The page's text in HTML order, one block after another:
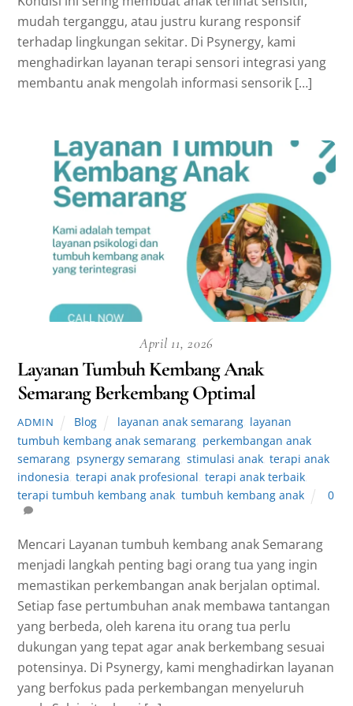
mudah terganggu, atau justru kurang responsif
terhadap lingkungan sekitar. Di Psynergy, kami
menghadirkan layanan terapi sensori integrasi yang
membantu anak mengolah informasi sensorik […]
April 11, 2026
Layanan Tumbuh Kembang Anak
Semarang Berkembang Optimal
ADMIN Blog layanan anak semarang, layanan
tumbuh kembang anak semarang perkembangan anak
semarang psynergy semarang ,stimulasi anak ,terapi anak
indonesia ,terapi anak profesional ,terapi anak terbaik
terapi tumbuh kembang anak ,tumbuh kembang anak 0
Mencari Layanan tumbuh kembang anak Semarang
menjadi langkah penting bagi orang tua yang ingin
memastikan perkembangan anak berjalan optimal.
Setiap fase pertumbuhan anak membawa tantangan
yang berbeda, oleh karena itu orang tua perlu
dukungan yang tepat agar anak berkembang sesuai
potensinya. Di Psynergy, kami menghadirkan layanan
yang berfokus pada perkembangan menyeluruh